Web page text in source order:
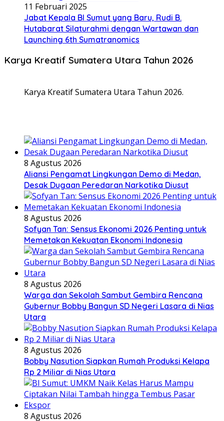
11 Februari 2025
Jabat Kepala BI Sumut yang Baru, Rudi B.
Hutabarat Silaturahmi dengan Wartawan dan
Launching 6th Sumatranomics
Karya Kreatif Sumatera Utara Tahun 2026
Karya Kreatif Sumatera Utara Tahun 2026.
8 Agustus 2026
Aliansi Pengamat Lingkungan Demo di Medan,
Desak Dugaan Peredaran Narkotika Diusut
8 Agustus 2026
Sofyan Tan: Sensus Ekonomi 2026 Penting untuk
Memetakan Kekuatan Ekonomi Indonesia
8 Agustus 2026
Warga dan Sekolah Sambut Gembira Rencana
Gubernur Bobby Bangun SD Negeri Lasara di Nias
Utara
8 Agustus 2026
Bobby Nasution Siapkan Rumah Produksi Kelapa
Rp 2 Miliar di Nias Utara
8 Agustus 2026